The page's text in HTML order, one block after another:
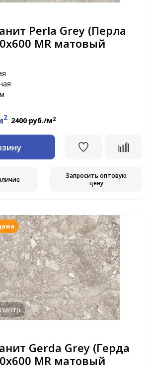
Perla Grey (Перла
MR матовый
2 2400 руб./м2
Запросить оптовую
цену
Gerda Grey (Герда
MR матовый